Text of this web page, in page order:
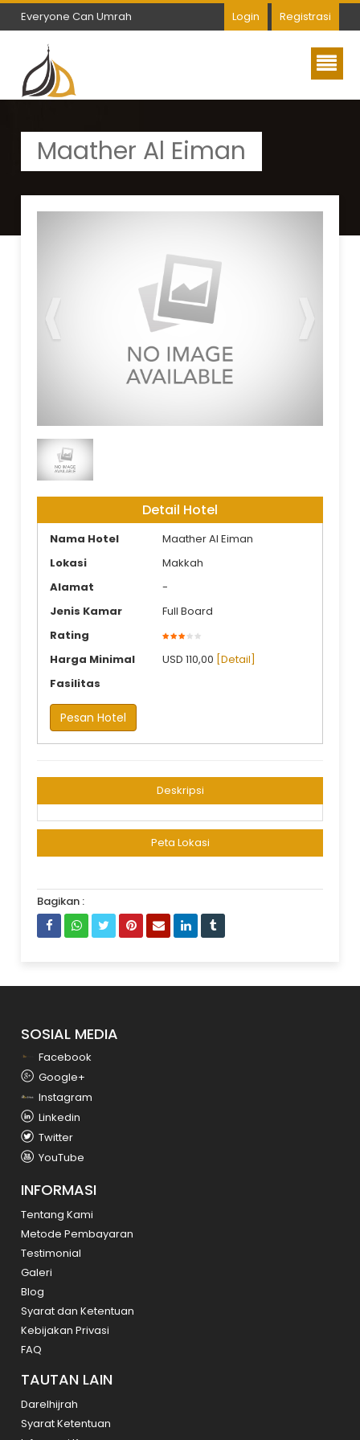
Everyone Can Umrah
Everyone Can Umrah Login Registrasi
Maather Al Eiman
Detail Hotel
Nama Hotel
Maather Al Eiman
Lokasi
Makkah
Alamat
-
Jenis Kamar
Full Board
Rating
Harga Minimal
USD 110,00 [Detail]
Fasilitas
Pesan Hotel
Deskripsi
Peta Lokasi
Bagikan :
SOSIAL MEDIA
Facebook
Google+
Instagram
Linkedin
Twitter
YouTube
INFORMASI
Tentang Kami
Metode Pembayaran
Testimonial
Galeri
Blog
Syarat dan Ketentuan
Kebijakan Privasi
FAQ
TAUTAN LAIN
Darelhijrah
Syarat Ketentuan